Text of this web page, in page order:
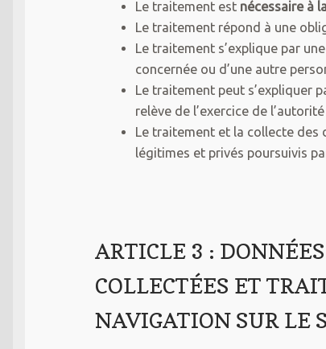
Le traitement est nécessaire à
Le traitement répond à une
Le traitement s’explique par
concernée ou d’une autre
Le traitement peut s’expliquer
relève de l’exercice de
Le traitement et la collecte des
légitimes et privés poursuivis
ARTICLE 3 :
COLLECTÉES ET
NAVIGATION SUR LE